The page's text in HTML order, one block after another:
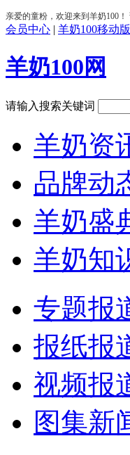
会员中心 | 羊奶100移动版
羊奶100网
请输入搜索关键词
羊奶资
品牌动
羊奶盛
羊奶知
专题报
报纸报
视频报
图集新